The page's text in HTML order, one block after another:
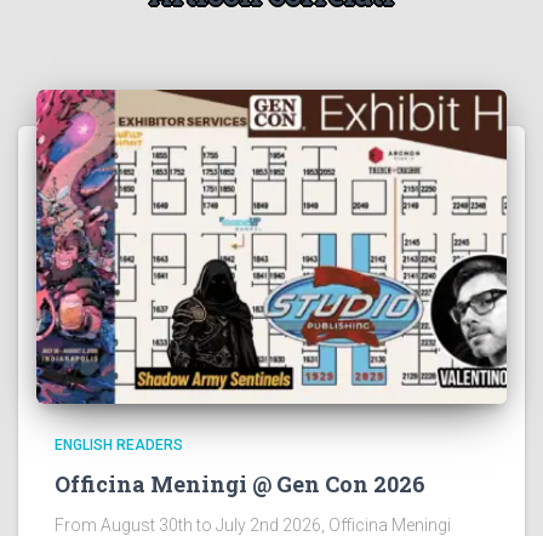
ENGLISH READERS
Officina Meningi @ Gen Con 2026
From August 30th to July 2nd 2026, Officina Meningi